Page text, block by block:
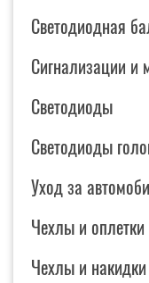
Светодиодная
Сигнализации и
Светодиоды
Светодиоды
Уход за
Чехлы и
Чехлы и